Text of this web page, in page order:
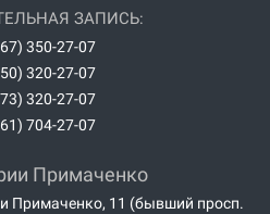
ЗАПИСЬ:
350-27-07
320-27-07
320-27-07
704-27-07
Примаченко
Примаченко, 11 (бывший просп.